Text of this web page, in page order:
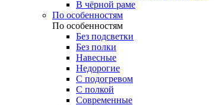
В чёрной раме
По особенностям
По особенностям
Без подсветки
Без полки
Навесные
Недорогие
С подогревом
С полкой
Современные